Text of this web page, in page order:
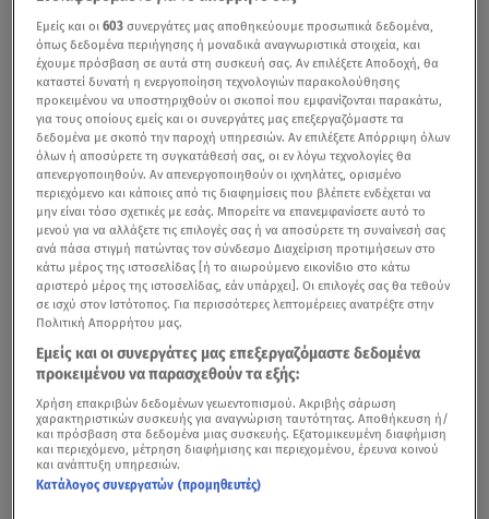
Εμείς και οι603 συνεργάτες μας αποθηκεύουμε προσωπικά δεδομένα,
όπως δεδομένα περιήγησης ή μοναδικά αναγνωριστικά στοιχεία, και
έχουμε πρόσβαση σε αυτά στη συσκευή σας. Αν επιλέξετε Αποδοχή, θα
καταστεί δυνατή η ενεργοποίηση τεχνολογιών παρακολούθησης
προκειμένου να υποστηριχθούν οι σκοποί που εμφανίζονται παρακάτω,
για τους οποίους εμείς και οι συνεργάτες μας επεξεργαζόμαστε τα
δεδομένα με σκοπό την παροχή υπηρεσιών. Αν επιλέξετε Απόρριψη όλων
όλων ή αποσύρετε τη συγκατάθεσή σας, οι εν λόγω τεχνολογίες θα
απενεργοποιηθούν. Αν απενεργοποιηθούν οι ιχνηλάτες, ορισμένο
περιεχόμενο και κάποιες από τις διαφημίσεις που βλέπετε ενδέχεται να
μην είναι τόσο σχετικές με εσάς. Μπορείτε να επανεμφανίσετε αυτό το
μενού για να αλλάξετε τις επιλογές σας ή να αποσύρετε τη συναίνεσή σας
ανά πάσα στιγμή πατώντας τον σύνδεσμο Διαχείριση προτιμήσεων στο
κάτω μέρος της ιστοσελίδας [ή το αιωρούμενο εικονίδιο στο κάτω
αριστερό μέρος της ιστοσελίδας, εάν υπάρχει]. Οι επιλογές σας θα τεθούν
σε ισχύ στον Ιστότοπος. Για περισσότερες λεπτομέρειες ανατρέξτε στην
Πολιτική Απορρήτου μας.
Εμείς και οι συνεργάτες μας επεξεργαζόμαστε δεδομένα
προκειμένου να παρασχεθούν τα εξής:
Χρήση επακριβών δεδομένων γεωεντοπισμού. Ακριβής σάρωση
χαρακτηριστικών συσκευής για αναγνώριση ταυτότητας. Αποθήκευση ή/
και πρόσβαση στα δεδομένα μιας συσκευής. Εξατομικευμένη διαφήμιση
και περιεχόμενο, μέτρηση διαφήμισης και περιεχομένου, έρευνα κοινού
και ανάπτυξη υπηρεσιών.
Κατάλογος συνεργατών (προμηθευτές)